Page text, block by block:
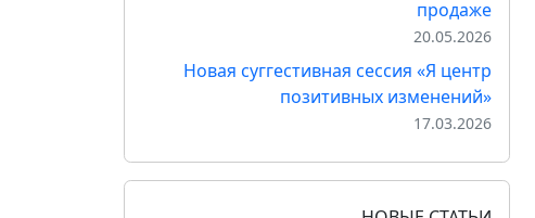
продаже
20.05.2026
Новая суггестивная сессия «Я центр
позитивных изменений»
17.03.2026